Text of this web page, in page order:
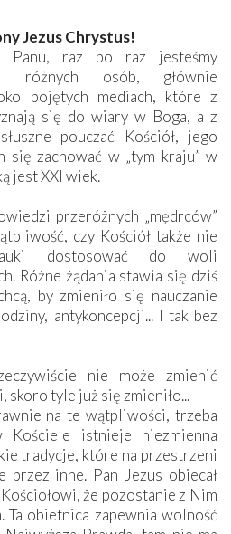
Jezus Chrystus!
Panu, raz po raz jesteśmy
różnych osób, głównie
pojętych mediach, które z
się do wiary w Boga, a z
pouczać Kościół, jego
się zachować w „tym kraju” w
jest XXI wiek.
przeróżnych „mędrców”
czy Kościół także nie
dostosować do woli
Różne żądania stawia się dziś
by zmieniło się nauczanie
antykoncepcji... I tak bez
nie może zmienić
tyle już się zmieniło...
na te wątpliwości, trzeba
istnieje niezmienna
tradycje, które na przestrzeni
przez inne. Pan Jezus obiecał
że pozostanie z Nim
Ta obietnica zapewnia wolność